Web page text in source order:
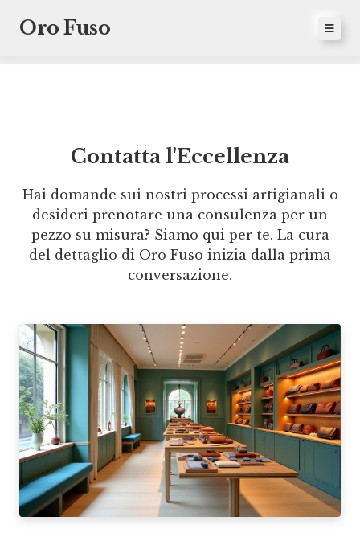
Oro Fuso
Contatta l'Eccellenza
Hai domande sui nostri processi artigianali o
desideri prenotare una consulenza per un
pezzo su misura? Siamo qui per te. La cura
del dettaglio di Oro Fuso inizia dalla prima
conversazione.